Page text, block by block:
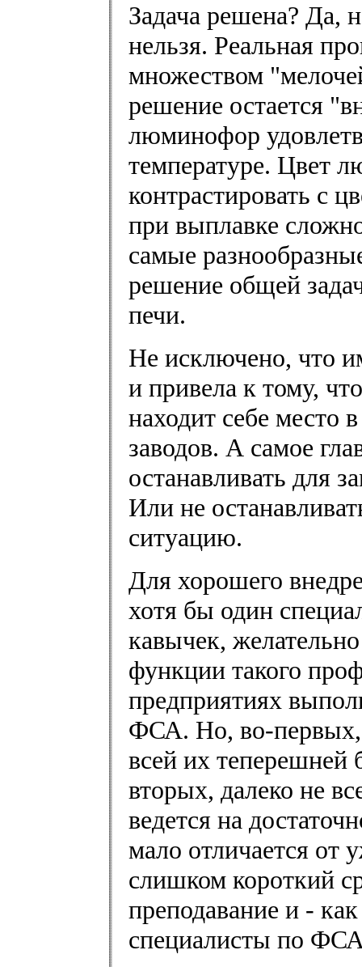
Задача решена? Да,
нельзя. Реальная
множеством
решение остается
люминофор
температуре. Цвет
контрастировать с
при выплавке
самые
решение общей
печи.
Не исключено, что
и привела к тому,
находит себе место
заводов. А самое
останавливать для
Или не
ситуацию.
Для хорошего
хотя бы один
кавычек,
функции такого
предприятиях
ФСА. Но, во-
всей их теперешней
вторых, далеко не
ведется на
мало отличается
слишком короткий
преподавание и -
специалисты по